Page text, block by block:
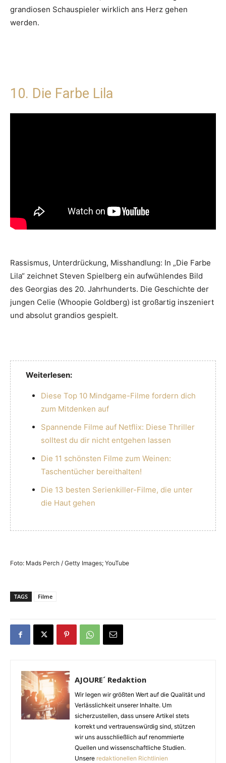
grandiosen Schauspieler wirklich ans Herz gehen
werden.
10. Die Farbe Lila
Rassismus, Unterdrückung, Misshandlung: In „Die Farbe
Lila“ zeichnet Steven Spielberg ein aufwühlendes Bild
des Georgias des 20. Jahrhunderts. Die Geschichte der
jungen Celie (Whoopie Goldberg) ist großartig inszeniert
und absolut grandios gespielt.
Weiterlesen:
Diese Top 10 Mindgame-Filme fordern dich
zum Mitdenken auf
Spannende Filme auf Netflix: Diese Thriller
solltest du dir nicht entgehen lassen
Die 11 schönsten Filme zum Weinen:
Taschentücher bereithalten!
Die 13 besten Serienkiller-Filme, die unter
die Haut gehen
Foto: Mads Perch / Getty Images; YouTube
TAGS Filme
AJOURE´ Redaktion
Wir legen wir größten Wert auf die Qualität und
Verlässlichkeit unserer Inhalte. Um
sicherzustellen, dass unsere Artikel stets
korrekt und vertrauenswürdig sind, stützen
wir uns ausschließlich auf renommierte
Quellen und wissenschaftliche Studien.
Unsere redaktionellen Richtlinien